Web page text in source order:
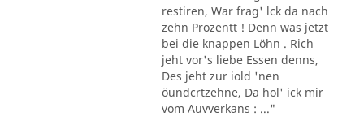
restiren, War frag' lck da nach
zehn Prozentt ! Denn was jetzt
bei die knappen Löhn . Rich
jeht vor's liebe Essen denns,
Des jeht zur iold 'nen
öundcrtzehne, Da hol' ick mir
vom Auvverkans : ..."